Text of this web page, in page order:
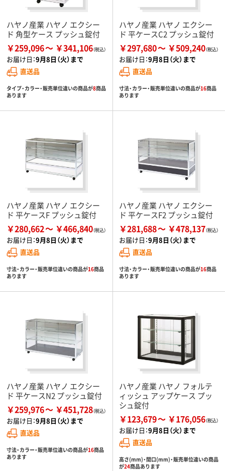
ハヤノ産業 ハヤノ エクシー
ド 角型ケース プッシュ錠付
￥259,096 ￥341,106
お届け日：9月8日（火）まで
直送品
タイプ・カラー・販売単位違いの商品が8商品
あります
ハヤノ産業 ハヤノ エクシー
ド 平ケースC2 プッシュ錠付
￥297,680 ￥509,240
お届け日：9月8日（火）まで
直送品
寸法・カラー・販売単位違いの商品が16商品
あります
ハヤノ産業 ハヤノ エクシー
ド 平ケースF プッシュ錠付
￥280,662 ￥466,840
お届け日：9月8日（火）まで
直送品
寸法・カラー・販売単位違いの商品が16商品
あります
ハヤノ産業 ハヤノ エクシー
ド 平ケースF2 プッシュ錠付
￥281,688 ￥478,137
お届け日：9月8日（火）まで
直送品
寸法・カラー・販売単位違いの商品が16商品
あります
ハヤノ産業 ハヤノ エクシー
ド 平ケースN2 プッシュ錠付
￥259,976 ￥451,728
お届け日：9月8日（火）まで
直送品
寸法・カラー・販売単位違いの商品が16商品
あります
ハヤノ産業 ハヤノ フォルテ
ィッシュ アップケース プッ
シュ錠付
￥123,679 ￥176,056
お届け日：9月8日（火）まで
直送品
高さ(mm)・間口(mm)・販売単位違いの商品
が24商品あります